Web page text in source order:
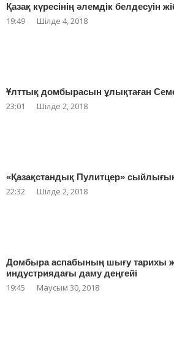
Қазақ күресінің әлемдік белдесуін
19:49 Шілде 4, 2018
Ұлттық домбырасын ұлықтаған
23:01 Шілде 2, 2018
«Қазақстандық Пулитцер»
22:32 Шілде 2, 2018
Домбыра аспабының шығу тарихы
индустриядағы даму деңгейі
19:45 Маусым 30, 2018